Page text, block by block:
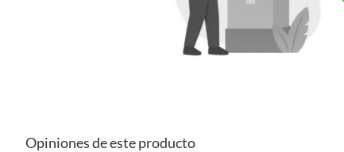
Opiniones de este producto